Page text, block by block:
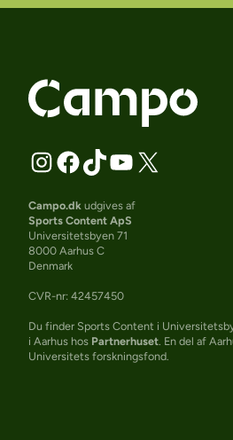
Campo.dk udgives af
Sports Content ApS
Universitetsbyen 71
8000 Aarhus C
Denmark
CVR-nr: 42457450
Du finder Sports Content i
i Aarhus hos Partnerhuset . En del af
Universitets forskningsfond.